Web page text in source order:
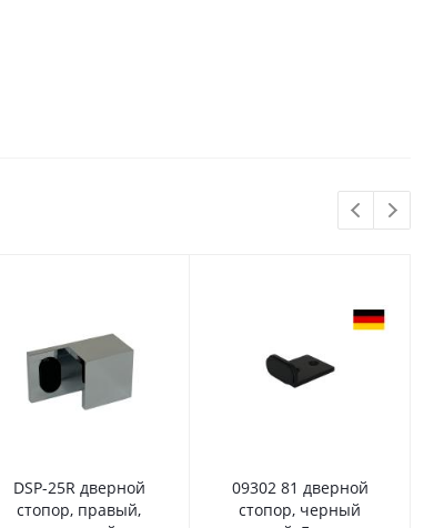
DSP-25R дверной
стопор, правый,
09302 81 дверной
стопор, черный